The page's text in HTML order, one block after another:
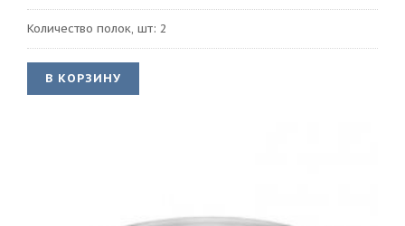
Количество полок, шт: 2
В КОРЗИНУ